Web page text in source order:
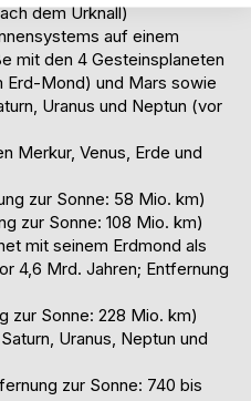
dem Urknall)
auf einem
mit den 4 Gesteinsplaneten
Erd-Mond) und Mars sowie
Uranus und Neptun (vor
Merkur, Venus, Erde und
zur Sonne: 58 Mio. km)
zur Sonne: 108 Mio. km)
mit seinem Erdmond als
4,6 Mrd. Jahren; Entfernung
zur Sonne: 228 Mio. km)
Uranus, Neptun und
zur Sonne: 740 bis